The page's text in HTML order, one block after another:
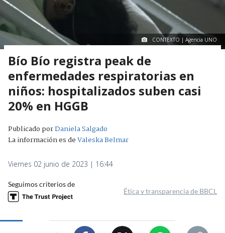
CONTEXTO | Agencia UNO
Bío Bío registra peak de
enfermedades respiratorias en
niños: hospitalizados suben casi
20% en HGGB
Publicado porDaniela Salgado
La información es deValeska Belmar
Viernes 02 junio de 2023 | 16:44
Seguimos criterios de
Ética y transparencia de BBCL